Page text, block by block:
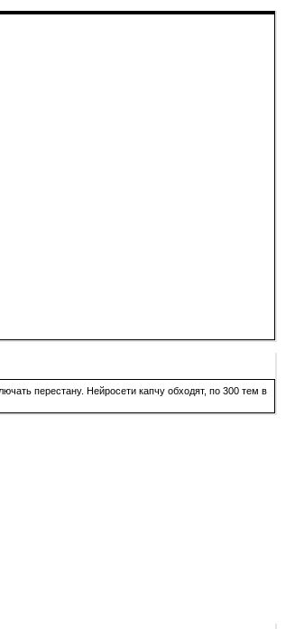
перестану. Нейросети капчу обходят, по 300 тем в